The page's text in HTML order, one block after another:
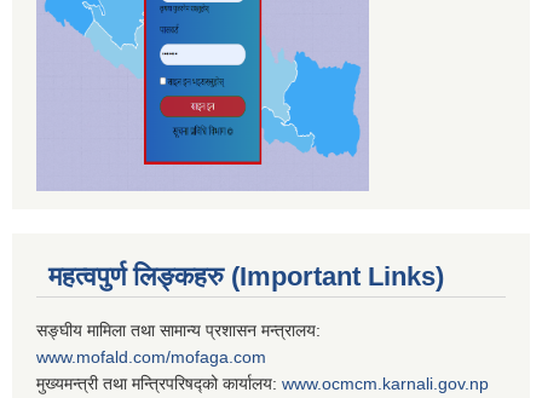
महत्वपुर्ण लिङ्कहरु (Important Links)
सङ्घीय मामिला तथा सामान्य प्रशासन मन्त्रालय:
www.mofald.com/mofaga.com
मुख्यमन्त्री तथा मन्त्रिपरिषद्को कार्यालय: www.ocmcm.karnali.gov.np